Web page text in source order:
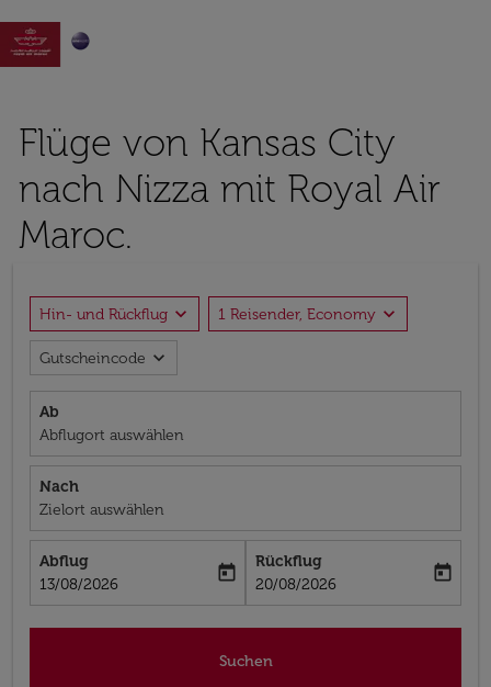

Flüge von Kansas City
nach Nizza mit Royal Air
Maroc.
Hin- und Rückflug expand_more 1 Reisender, Economy expand_more
Gutscheincode expand_more
Ab
Abflugort auswählen
Nach
Zielort auswählen
Abflug
fc-booking-departure-date-aria-label
13/08/2026
today
Rückflug
fc-booking-return-date-aria-label
20/08/2026
today
Suchen